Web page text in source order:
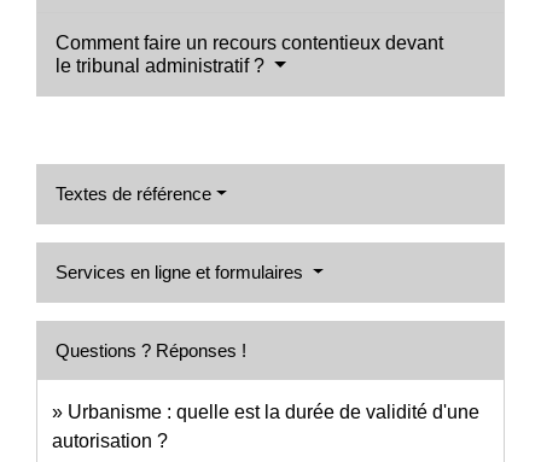
Comment faire un recours contentieux devant
le tribunal administratif ?
Textes de référence
Services en ligne et formulaires
Questions ? Réponses !
Urbanisme : quelle est la durée de validité d'une
autorisation ?